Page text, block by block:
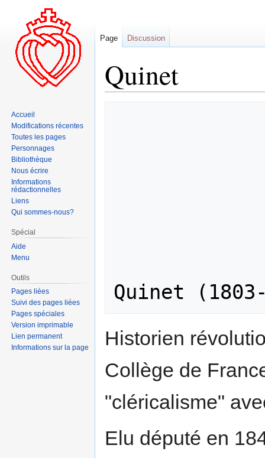
Quinet
Historien
Collège de
"cléricalisme"
Elu député en
Page Discussion
Accueil
Modifications récentes
Toutes les pages
Personnages
Bibliothèque
Nous écrire
Informations
rédactionnelles
Liens
Qui sommes-nous?
Spécial
Aide
Menu
Outils
Pages liées
Suivi des pages liées
Pages spéciales
Version imprimable
Lien permanent
Informations sur la page